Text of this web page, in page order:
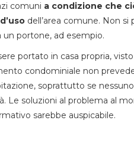
comuni a condizione che
dell’area comune. Non
portone, ad esempio.
portato in casa propria,
condominiale non
soprattutto se
soluzioni al problema al
sarebbe auspicabile.